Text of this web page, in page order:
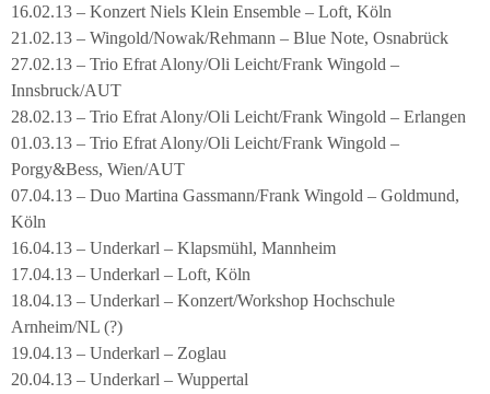
16.02.13 – Konzert Niels Klein Ensemble – Loft, Köln
21.02.13 – Wingold/Nowak/Rehmann – Blue Note, Osnabrück
27.02.13 – Trio Efrat Alony/Oli Leicht/Frank Wingold –
Innsbruck/AUT
28.02.13 – Trio Efrat Alony/Oli Leicht/Frank Wingold – Erlangen
01.03.13 – Trio Efrat Alony/Oli Leicht/Frank Wingold –
Porgy&Bess, Wien/AUT
07.04.13 – Duo Martina Gassmann/Frank Wingold – Goldmund,
Köln
16.04.13 – Underkarl – Klapsmühl, Mannheim
17.04.13 – Underkarl – Loft, Köln
18.04.13 – Underkarl – Konzert/Workshop Hochschule
Arnheim/NL (?)
19.04.13 – Underkarl – Zoglau
20.04.13 – Underkarl – Wuppertal